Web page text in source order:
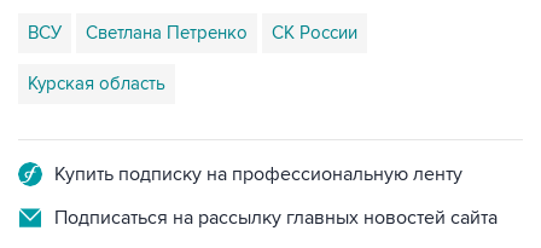
ВСУ Светлана Петренко СК России
Курская область
Купить подписку на профессиональную ленту
Подписаться на рассылку главных новостей сайта